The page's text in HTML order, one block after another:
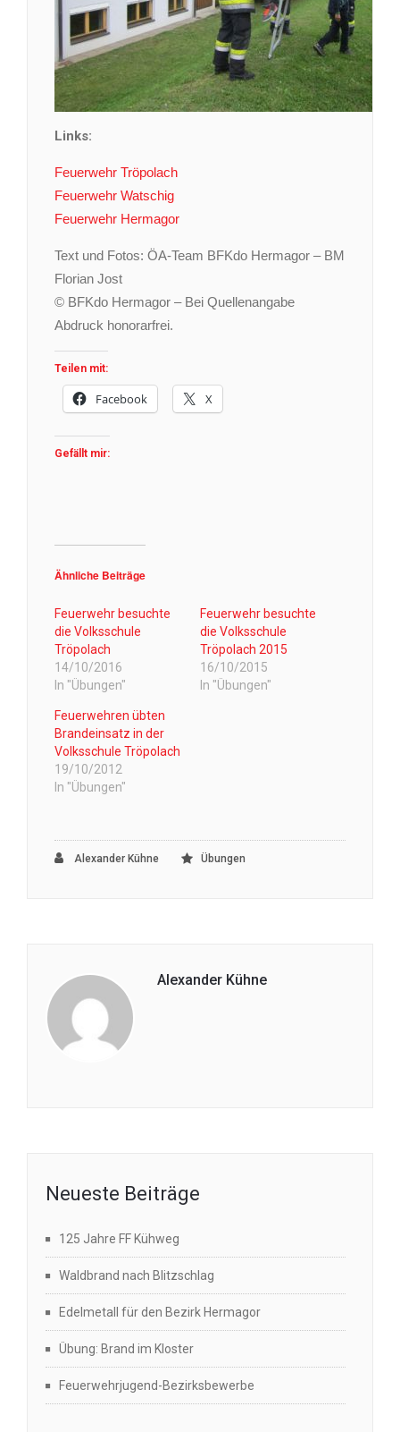
Links:
Feuerwehr Tröpolach
Feuerwehr Watschig
Feuerwehr Hermagor
Text und Fotos: ÖA-Team BFKdo Hermagor – BM
Florian Jost
© BFKdo Hermagor – Bei Quellenangabe
Abdruck honorarfrei.
Teilen mit:
Facebook X
Gefällt mir:
Ähnliche Beiträge
Feuerwehr besuchte
die Volksschule
Tröpolach
14/10/2016
In "Übungen"
Feuerwehr besuchte
die Volksschule
Tröpolach 2015
16/10/2015
In "Übungen"
Feuerwehren übten
Brandeinsatz in der
Volksschule Tröpolach
19/10/2012
In "Übungen"
Alexander Kühne Übungen
Alexander Kühne
Neueste Beiträge
125 Jahre FF Kühweg
Waldbrand nach Blitzschlag
Edelmetall für den Bezirk Hermagor
Übung: Brand im Kloster
Feuerwehrjugend-Bezirksbewerbe